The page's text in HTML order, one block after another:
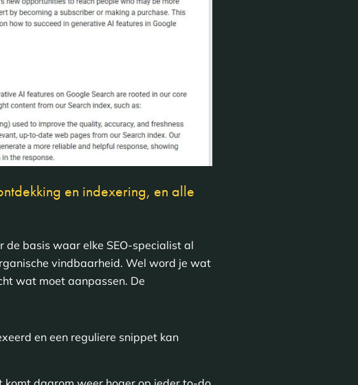
en indexering, en alle
de basis waar elke SEO-specialist al
vindbaarheid. Wel word je wat
wat moet aanpassen. De
en een reguliere snippet kan